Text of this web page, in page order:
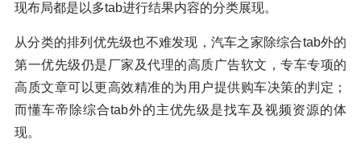
现布局都是以多tab进行结果内容的分类展现。
从分类的排列优先级也不难发现，汽车之家除综合tab外的
第一优先级仍是厂家及代理的高质广告软文，专车专项的
高质文章可以更高效精准的为用户提供购车决策的判定；
而懂车帝除综合tab外的主优先级是找车及视频资源的体
现。